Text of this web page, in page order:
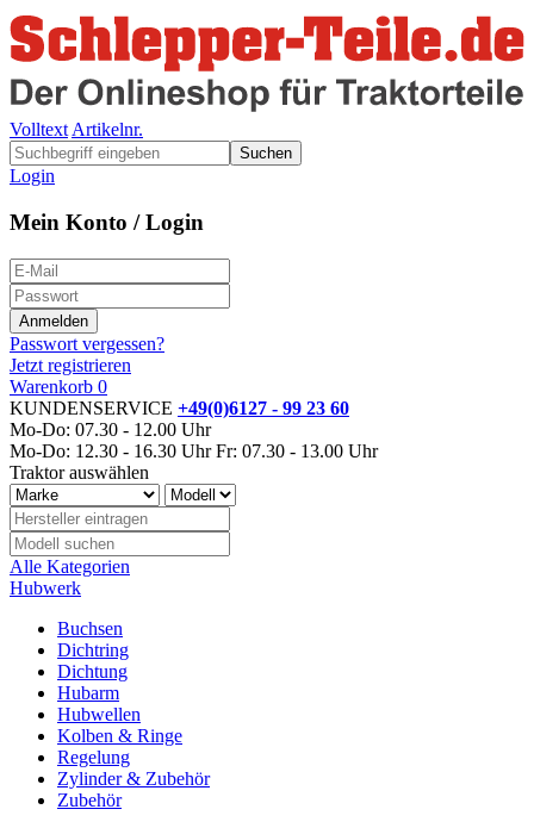
Volltext Artikelnr.
Suchen
Login
Mein Konto / Login
Passwort vergessen?
Jetzt registrieren
Warenkorb 0
KUNDENSERVICE +49(0)6127 - 99 23 60
Mo-Do: 07.30 - 12.00 Uhr
Mo-Do: 12.30 - 16.30 Uhr Fr: 07.30 - 13.00 Uhr
Traktor auswählen
Alle Kategorien
Hubwerk
Buchsen
Dichtring
Dichtung
Hubarm
Hubwellen
Kolben & Ringe
Regelung
Zylinder & Zubehör
Zubehör